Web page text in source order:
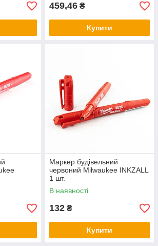
459,46 ₴
Купити
Маркер будівельний
червоний Milwaukee INKZALL
1 шт.
В наявності
132 ₴
Купити